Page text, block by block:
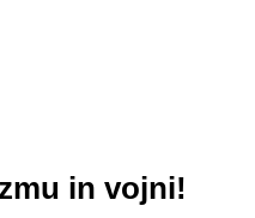
in vojni!